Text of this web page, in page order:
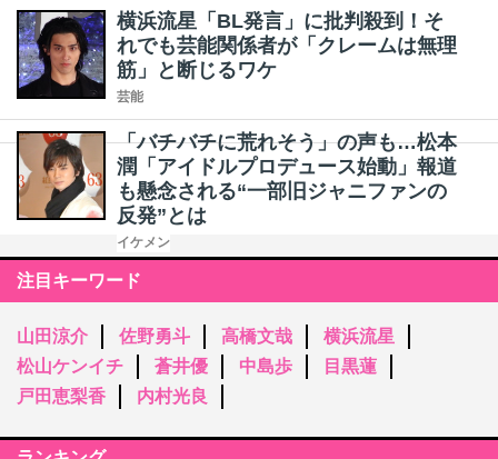
横浜流星「BL発言」に批判殺到！そ
れでも芸能関係者が「クレームは無理
筋」と断じるワケ
芸能
「バチバチに荒れそう」の声も…松本
潤「アイドルプロデュース始動」報道
も懸念される“一部旧ジャニファンの
反発”とは
イケメン
注目キーワード
山田涼介 佐野勇斗 高橋文哉
横浜流星
松山ケンイチ
蒼井優 中島歩
目黒蓮
戸田恵梨香
内村光良